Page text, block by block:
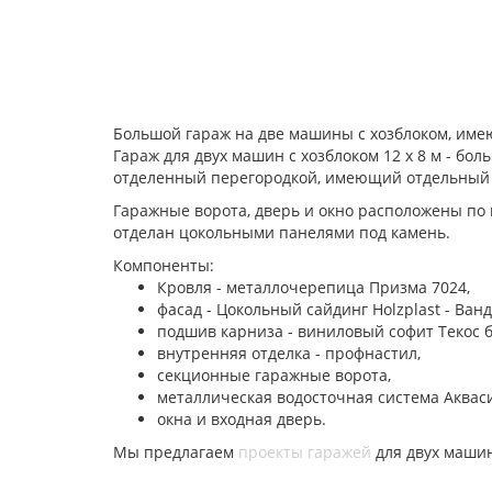
Большой гараж на две машины с хозблоком,
Гараж для двух машин с хозблоком 12 х 8 м -
отделенный перегородкой, имеющий
Гаражные ворота, дверь и окно расположены
отделан цокольными панелями под камень.
Компоненты:
Кровля - металлочерепица Призма 7024,
фасад - Цокольный сайдинг Holzplast -
подшив карниза - виниловый софит Текос
внутренняя отделка - профнастил,
секционные гаражные ворота,
металлическая водосточная система
окна и входная дверь.
Мы предлагаем проекты гаражей для двух